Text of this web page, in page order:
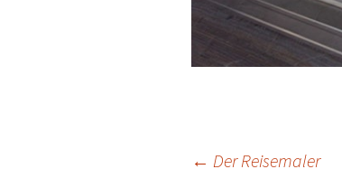
← Der Reisemaler